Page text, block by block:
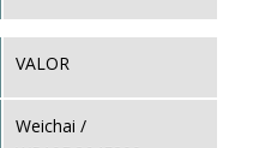
VALOR
Weichai /